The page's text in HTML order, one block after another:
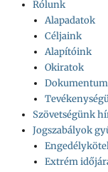
Rólunk
Alapadatok
Céljaink
Alapítóink
Okiratok
Szövetségünk
Jogszabályok
Extrém